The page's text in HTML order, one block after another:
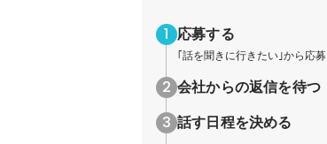
応募する
｢話を聞きに行きたい｣から応募
会社からの返信を待つ
話す日程を決める